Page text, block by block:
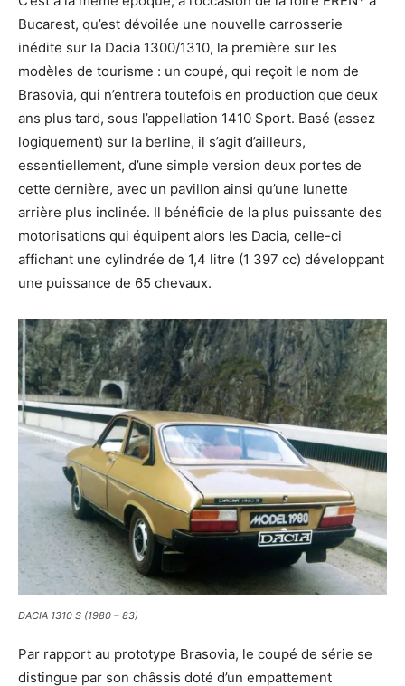
Bucarest, qu’est dévoilée une nouvelle carrosserie
inédite sur la Dacia 1300/1310, la première sur les
modèles de tourisme : un coupé, qui reçoit le nom de
Brasovia, qui n’entrera toutefois en production que deux
ans plus tard, sous l’appellation 1410 Sport. Basé (assez
logiquement) sur la berline, il s’agit d’ailleurs,
essentiellement, d’une simple version deux portes de
cette dernière, avec un pavillon ainsi qu’une lunette
arrière plus inclinée. Il bénéficie de la plus puissante des
motorisations qui équipent alors les Dacia, celle-ci
affichant une cylindrée de 1,4 litre (1 397 cc) développant
une puissance de 65 chevaux.
DACIA 1310 S (1980 – 83)
Par rapport au prototype Brasovia, le coupé de série se
distingue par son châssis doté d’un empattement